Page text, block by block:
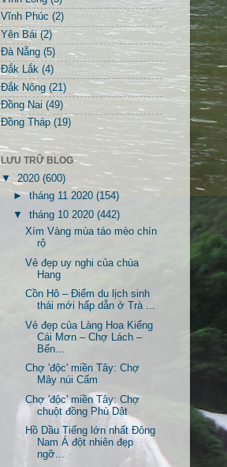
Vĩnh Phúc (2)
Yên Bái (2)
Đà Nẵng (5)
Đắk Lắk (4)
Đắk Nông (21)
Đồng Nai (49)
Đồng Tháp (19)
LƯU TRỮ BLOG
▼2020 (600)
►tháng 11 2020(154)
▼tháng 10 2020(442)
Xím Vàng mùa táo mèo chín
rộ
Vẻ đẹp uy nghi của chùa
Hang
Cồn Hô – Điểm du lịch sinh
thái mới hấp dẫn ở Trà ...
Vẻ đẹp của Làng Hoa Kiểng
Cái Mơn – Chợ Lách –
Bến...
Chợ 'độc' miền Tây: Chợ
Mây núi Cấm
Chợ 'độc' miền Tây: Chợ
chuột đồng Phù Dật
Hồ Dầu Tiếng lớn nhất Đông
Nam Á đột nhiên đẹp
ngỡ...